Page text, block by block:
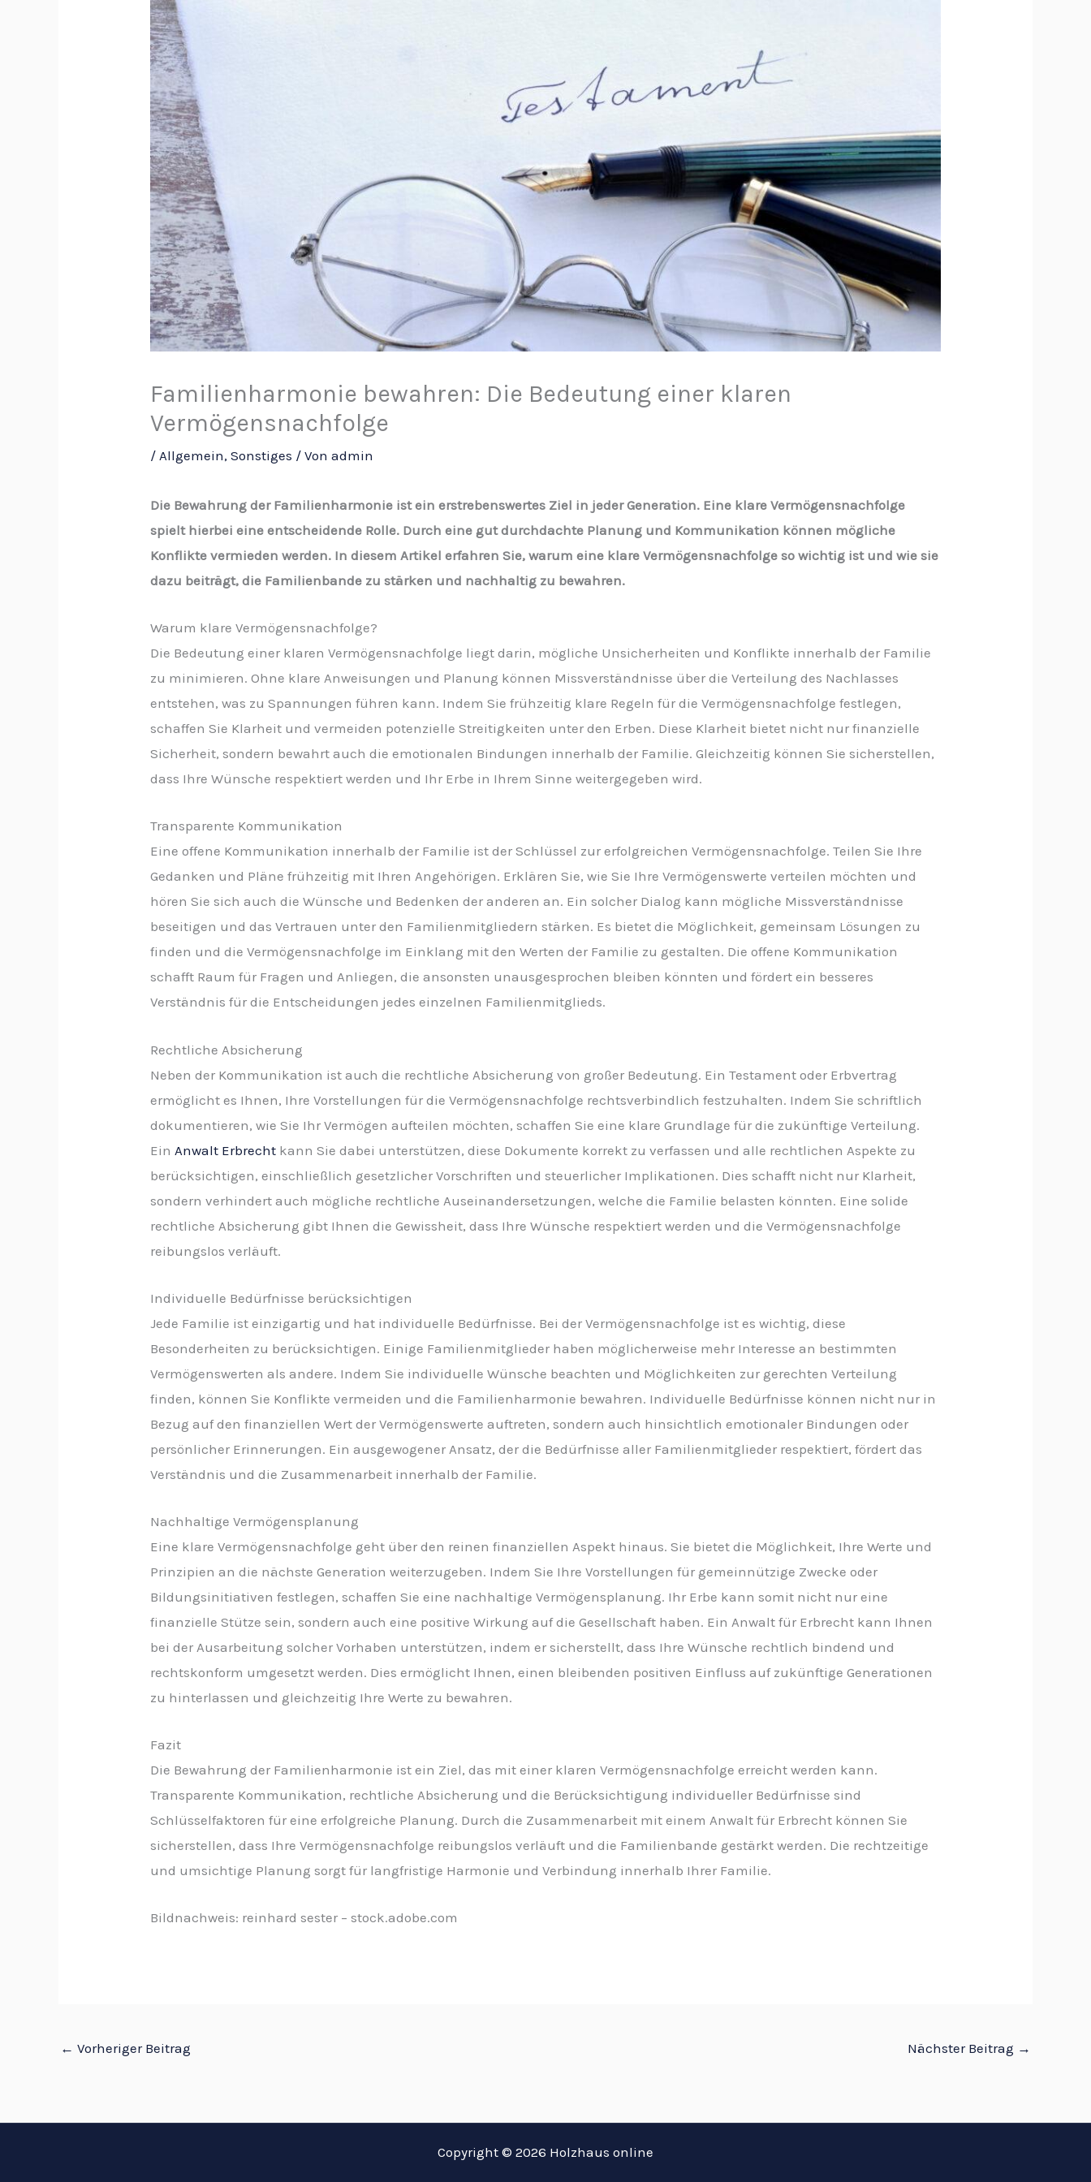
Familienharmonie bewahren: Die Bedeutung einer klaren
Vermögensnachfolge
/Allgemein,Sonstiges / Vonadmin
Die Bewahrung der Familienharmonie ist ein erstrebenswertes Ziel in jeder Generation. Eine klare Vermögensnachfolge
spielt hierbei eine entscheidende Rolle. Durch eine gut durchdachte Planung und Kommunikation können mögliche
Konflikte vermieden werden. In diesem Artikel erfahren Sie, warum eine klare Vermögensnachfolge so wichtig ist und wie sie
dazu beiträgt, die Familienbande zu stärken und nachhaltig zu bewahren.
Warum klare Vermögensnachfolge?
Die Bedeutung einer klaren Vermögensnachfolge liegt darin, mögliche Unsicherheiten und Konflikte innerhalb der Familie
zu minimieren. Ohne klare Anweisungen und Planung können Missverständnisse über die Verteilung des Nachlasses
entstehen, was zu Spannungen führen kann. Indem Sie frühzeitig klare Regeln für die Vermögensnachfolge festlegen,
schaffen Sie Klarheit und vermeiden potenzielle Streitigkeiten unter den Erben. Diese Klarheit bietet nicht nur finanzielle
Sicherheit, sondern bewahrt auch die emotionalen Bindungen innerhalb der Familie. Gleichzeitig können Sie sicherstellen,
dass Ihre Wünsche respektiert werden und Ihr Erbe in Ihrem Sinne weitergegeben wird.
Transparente Kommunikation
Eine offene Kommunikation innerhalb der Familie ist der Schlüssel zur erfolgreichen Vermögensnachfolge. Teilen Sie Ihre
Gedanken und Pläne frühzeitig mit Ihren Angehörigen. Erklären Sie, wie Sie Ihre Vermögenswerte verteilen möchten und
hören Sie sich auch die Wünsche und Bedenken der anderen an. Ein solcher Dialog kann mögliche Missverständnisse
beseitigen und das Vertrauen unter den Familienmitgliedern stärken. Es bietet die Möglichkeit, gemeinsam Lösungen zu
finden und die Vermögensnachfolge im Einklang mit den Werten der Familie zu gestalten. Die offene Kommunikation
schafft Raum für Fragen und Anliegen, die ansonsten unausgesprochen bleiben könnten und fördert ein besseres
Verständnis für die Entscheidungen jedes einzelnen Familienmitglieds.
Rechtliche Absicherung
Neben der Kommunikation ist auch die rechtliche Absicherung von großer Bedeutung. Ein Testament oder Erbvertrag
ermöglicht es Ihnen, Ihre Vorstellungen für die Vermögensnachfolge rechtsverbindlich festzuhalten. Indem Sie schriftlich
dokumentieren, wie Sie Ihr Vermögen aufteilen möchten, schaffen Sie eine klare Grundlage für die zukünftige Verteilung.
Ein Anwalt Erbrecht kann Sie dabei unterstützen, diese Dokumente korrekt zu verfassen und alle rechtlichen Aspekte zu
berücksichtigen, einschließlich gesetzlicher Vorschriften und steuerlicher Implikationen. Dies schafft nicht nur Klarheit,
sondern verhindert auch mögliche rechtliche Auseinandersetzungen, welche die Familie belasten könnten. Eine solide
rechtliche Absicherung gibt Ihnen die Gewissheit, dass Ihre Wünsche respektiert werden und die Vermögensnachfolge
reibungslos verläuft.
Individuelle Bedürfnisse berücksichtigen
Jede Familie ist einzigartig und hat individuelle Bedürfnisse. Bei der Vermögensnachfolge ist es wichtig, diese
Besonderheiten zu berücksichtigen. Einige Familienmitglieder haben möglicherweise mehr Interesse an bestimmten
Vermögenswerten als andere. Indem Sie individuelle Wünsche beachten und Möglichkeiten zur gerechten Verteilung
finden, können Sie Konflikte vermeiden und die Familienharmonie bewahren. Individuelle Bedürfnisse können nicht nur in
Bezug auf den finanziellen Wert der Vermögenswerte auftreten, sondern auch hinsichtlich emotionaler Bindungen oder
persönlicher Erinnerungen. Ein ausgewogener Ansatz, der die Bedürfnisse aller Familienmitglieder respektiert, fördert das
Verständnis und die Zusammenarbeit innerhalb der Familie.
Nachhaltige Vermögensplanung
Eine klare Vermögensnachfolge geht über den reinen finanziellen Aspekt hinaus. Sie bietet die Möglichkeit, Ihre Werte und
Prinzipien an die nächste Generation weiterzugeben. Indem Sie Ihre Vorstellungen für gemeinnützige Zwecke oder
Bildungsinitiativen festlegen, schaffen Sie eine nachhaltige Vermögensplanung. Ihr Erbe kann somit nicht nur eine
finanzielle Stütze sein, sondern auch eine positive Wirkung auf die Gesellschaft haben. Ein Anwalt für Erbrecht kann Ihnen
bei der Ausarbeitung solcher Vorhaben unterstützen, indem er sicherstellt, dass Ihre Wünsche rechtlich bindend und
rechtskonform umgesetzt werden. Dies ermöglicht Ihnen, einen bleibenden positiven Einfluss auf zukünftige Generationen
zu hinterlassen und gleichzeitig Ihre Werte zu bewahren.
Fazit
Die Bewahrung der Familienharmonie ist ein Ziel, das mit einer klaren Vermögensnachfolge erreicht werden kann.
Transparente Kommunikation, rechtliche Absicherung und die Berücksichtigung individueller Bedürfnisse sind
Schlüsselfaktoren für eine erfolgreiche Planung. Durch die Zusammenarbeit mit einem Anwalt für Erbrecht können Sie
sicherstellen, dass Ihre Vermögensnachfolge reibungslos verläuft und die Familienbande gestärkt werden. Die rechtzeitige
und umsichtige Planung sorgt für langfristige Harmonie und Verbindung innerhalb Ihrer Familie.
Bildnachweis: reinhard sester – stock.adobe.com
← Vorheriger Beitrag Nächster Beitrag →
Copyright © 2026 Holzhaus online